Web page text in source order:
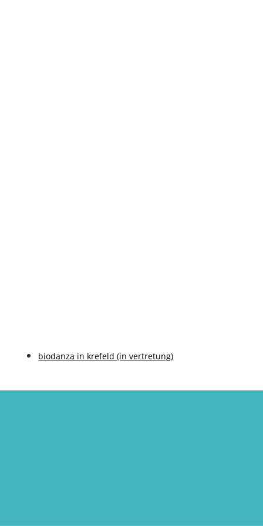
biodanza in krefeld (in vertretung)